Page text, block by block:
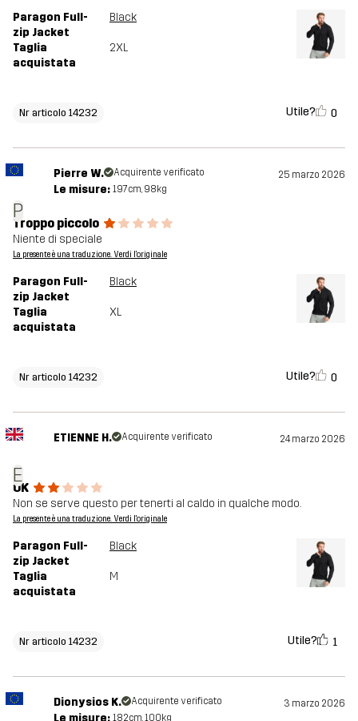
Paragon Full-
zip Jacket
Black
Taglia
acquistata
2XL
Nr articolo 14232 Utile? 0
P
Pierre W. Acquirente verificato 25 marzo 2026
Le misure: 197cm, 98kg
Troppo piccolo
Niente di speciale
La presente è una traduzione. Verdi l'originale
Paragon Full-
zip Jacket
Black
Taglia
acquistata
XL
Nr articolo 14232 Utile? 0
E
ETIENNE H. Acquirente verificato 24 marzo 2026
OK
Non se serve questo per tenerti al caldo in qualche modo.
La presente è una traduzione. Verdi l'originale
Paragon Full-
zip Jacket
Black
Taglia
acquistata
M
Nr articolo 14232 Utile? 1
Dionysios K. Acquirente verificato 3 marzo 2026
Le misure: 182cm, 100kg